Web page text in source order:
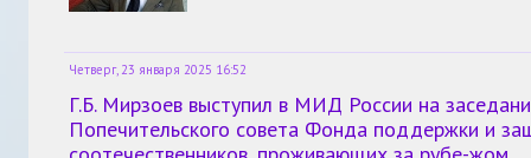
Четверг, 23 января 2025 16:52
Г.Б. Мирзоев выступил в МИД России на
Попечительского совета Фонда поддержки и